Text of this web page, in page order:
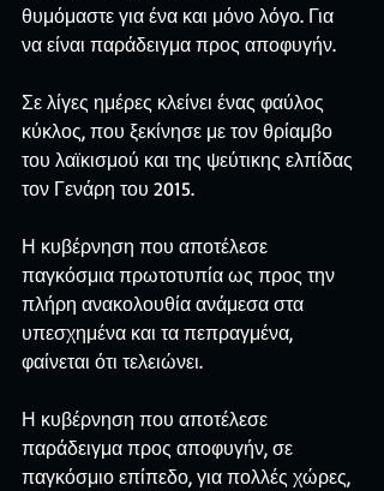
θυμόμαστε για ένα και μόνο λόγο. Για
να είναι παράδειγμα προς αποφυγήν.
Σε λίγες ημέρες κλείνει ένας φαύλος
κύκλος, που ξεκίνησε με τον θρίαμβο
του λαϊκισμού και της ψεύτικης ελπίδας
τον Γενάρη του 2015.
Η κυβέρνηση που αποτέλεσε
παγκόσμια πρωτοτυπία ως προς την
πλήρη ανακολουθία ανάμεσα στα
υπεσχημένα και τα πεπραγμένα,
φαίνεται ότι τελειώνει.
Η κυβέρνηση που αποτέλεσε
παράδειγμα προς αποφυγήν, σε
παγκόσμιο επίπεδο, για πολλές χώρες,